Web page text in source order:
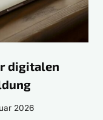
digitalen
2026